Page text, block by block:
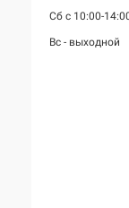
Сб с 10:00-
Вс - выходной